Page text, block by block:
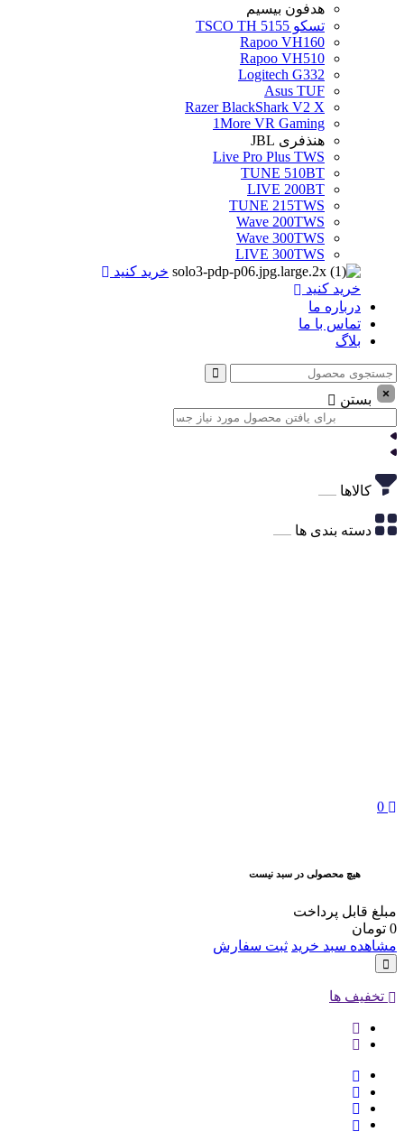
هدفون بیسیم
تسکو TSCO TH 5155
Rapoo VH160
Rapoo VH510
Logitech G332
Asus TUF
Razer BlackShark V2 X
1More VR Gaming
هنذفری JBL
Live Pro Plus TWS
TUNE 510BT
LIVE 200BT
TUNE 215TWS
Wave 200TWS
Wave 300TWS
LIVE 300TWS
خرید کنید
خرید کنید
درباره ما
تماس با ما
بلاگ
بستن
کالاها
دسته بندی ها
0
هیچ محصولی در سبد نیست
مبلغ قابل پرداخت
0 تومان
مشاهده سبد خرید ثبت سفارش
تخفیف ها